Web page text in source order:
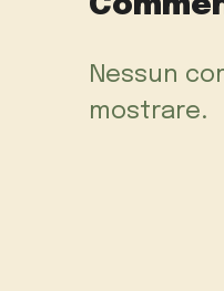
Nessun
mostrare.